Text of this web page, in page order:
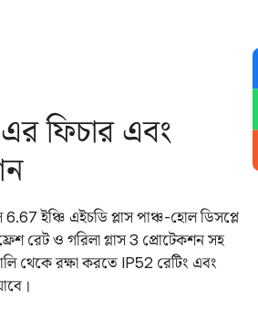
ফিচার এবং
ইঞ্চি এইচডি প্লাস পাঞ্চ-হোল ডিসপ্লে
রেট ও গরিলা গ্লাস 3 প্রোটেকশন সহ
থেকে রক্ষা করতে IP52 রেটিং এবং